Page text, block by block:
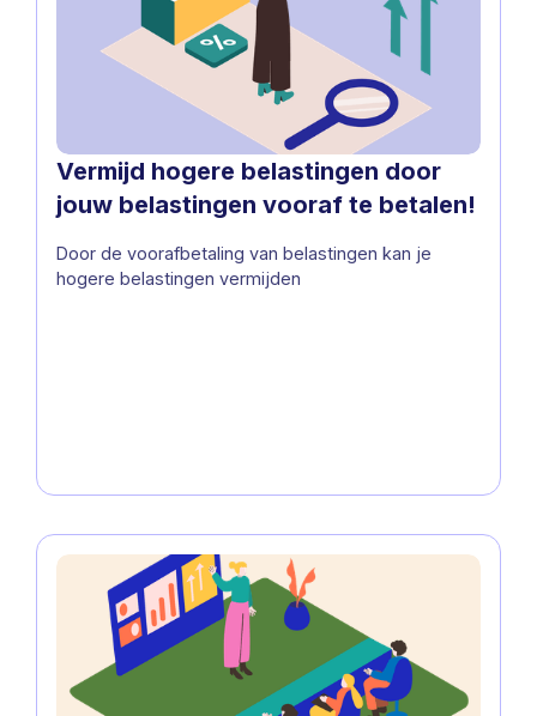
Vermijd hogere belastingen door
jouw belastingen vooraf te betalen!
Door de voorafbetaling van belastingen kan je
hogere belastingen vermijden